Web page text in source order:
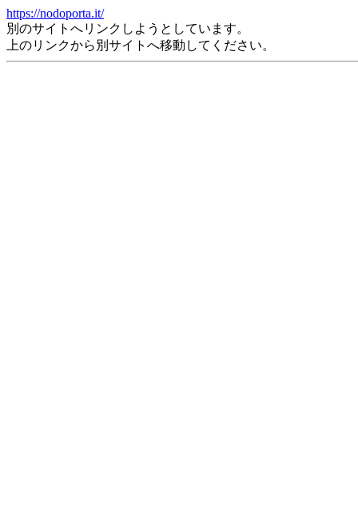
https://nodoporta.it/
別のサイトへリンクしようとしています。
上のリンクから別サイトへ移動してください。